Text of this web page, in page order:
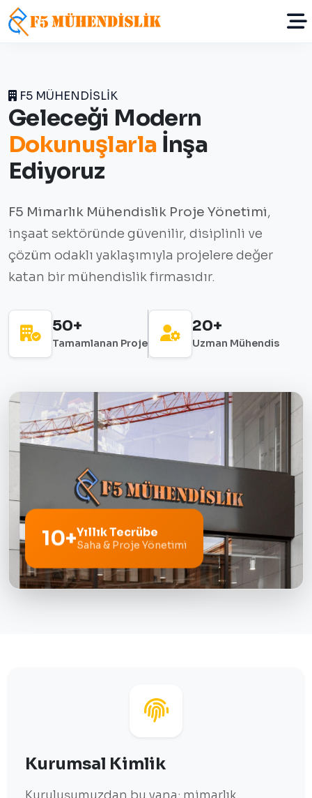
F5 MÜHENDİSLİK
Geleceği Modern
Dokunuşlarla İnşa
Ediyoruz
F5 Mimarlık Mühendislik Proje Yönetimi,
inşaat sektöründe güvenilir, disiplinli ve
çözüm odaklı yaklaşımıyla projelere değer
katan bir mühendislik firmasıdır.
50+
Tamamlanan Proje
20+
Uzman Mühendis
10+Yıllık Tecrübe
Saha & Proje Yönetimi
Kurumsal Kimlik
Kuruluşumuzdan bu yana; mimarlık,